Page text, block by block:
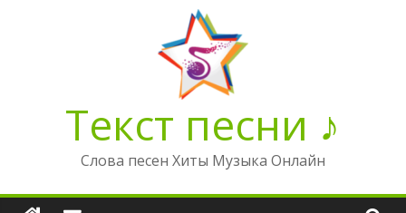
Текст песни ♪
Слова песен Хиты Музыка Онлайн